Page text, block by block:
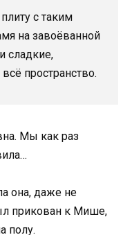
с таким
на завоёванной
сладкие,
пространство.
Мы как раз
она, даже не
прикован к Мише,
полу.